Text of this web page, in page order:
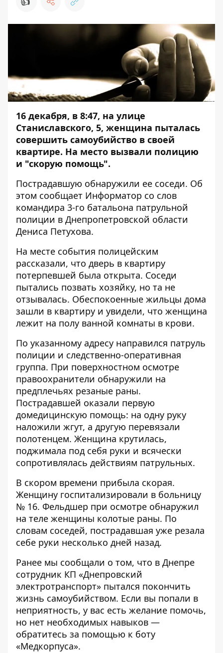
16 декабря, в 8:47, на улице
Станиславского, 5, женщина пыталась
совершить самоубийство в своей
квартире. На место вызвали полицию
и "скорую помощь".
Пострадавшую обнаружили ее соседи. Об
этом сообщает Информатор со слов
командира 3-го батальона патрульной
полиции в Днепропетровской области
Дениса Петухова.
На месте события полицейским
рассказали, что дверь в квартиру
потерпевшей была открыта. Соседи
пытались позвать хозяйку, но та не
отзывалась. Обеспокоенные жильцы дома
зашли в квартиру и увидели, что женщина
лежит на полу ванной комнаты в крови.
По указанному адресу направился патруль
полиции и следственно-оперативная
группа. При поверхностном осмотре
правоохранители обнаружили на
предплечьях резаные раны.
Пострадавшей оказали первую
домедицинскую помощь: на одну руку
наложили жгут, а другую перевязали
полотенцем. Женщина крутилась,
поджимала под себя руки и всячески
сопротивлялась действиям патрульных.
В скором времени прибыла скорая.
Женщину госпитализировали в больницу
№ 16. Фельдшер при осмотре обнаружил
на теле женщины колотые раны. По
словам соседей, пострадавшая уже резала
себе руки несколько дней назад.
Ранее мы сообщали о том, что в Днепре
сотрудник КП «Днепровский
электротранспорт» пытался покончить
жизнь самоубийством. Если вы попали в
неприятность, у вас есть желание помочь,
но нет необходимых навыков —
обратитесь за помощью к боту
«Медкорпуса».